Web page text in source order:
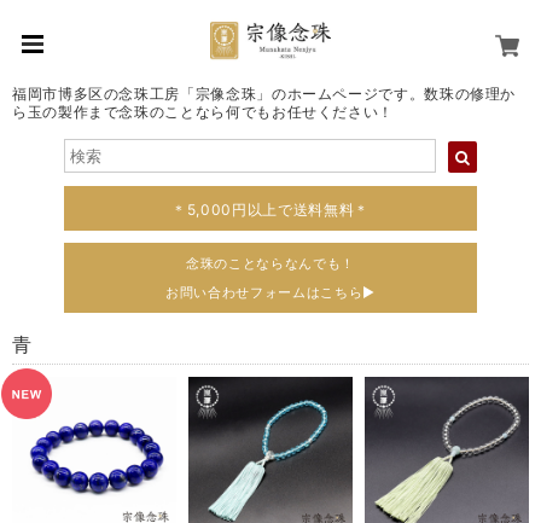
福岡市博多区の念珠工房「宗像念珠」のホームページです。数珠の修理か
ら玉の製作まで念珠のことなら何でもお任せください！
＊5,000円以上で送料無料＊
念珠のことならなんでも！
お問い合わせフォームはこちら▶
青